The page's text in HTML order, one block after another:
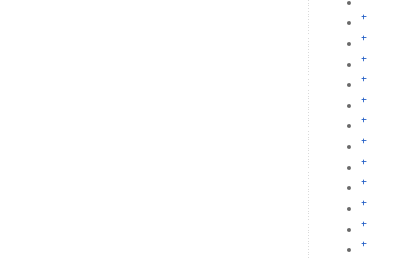
+
+
+
+
+
+
+
+
+
+
+
+